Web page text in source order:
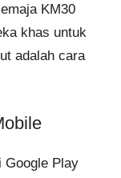
KM30
khas untuk
adalah cara
Google Play